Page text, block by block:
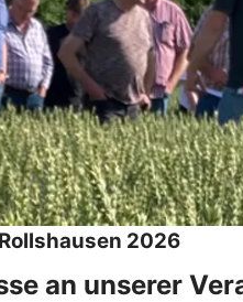
2026
an unserer